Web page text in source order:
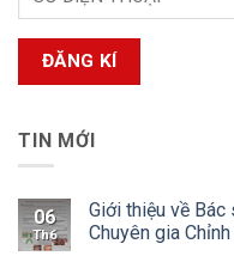
TIN MỚI
06
Th6
Giới thiệu về Bác
Chuyên gia Chỉnh